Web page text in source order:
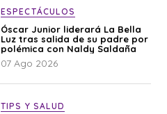
ESPECTÁCULOS
Óscar Junior liderará La Bella
Luz tras salida de su padre por
polémica con Naldy Saldaña
07 Ago 2026
TIPS Y SALUD